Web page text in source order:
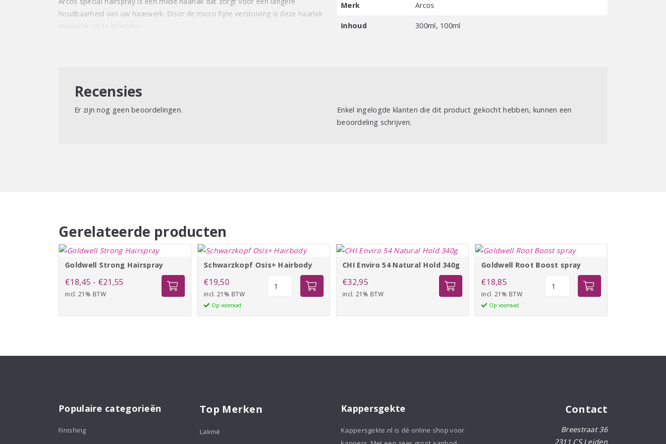
houdbaarheid van uw haarwerk. Door de micro fijne verstuiving is deze haarlak
makkelijk uit te borstelen.
Merk Arcos
Inhoud 300ml, 100ml
Recensies
Er zijn nog geen beoordelingen.
Enkel ingelogde klanten die dit product gekocht hebben, kunnen een
beoordeling schrijven.
Gerelateerde producten
Goldwell Strong Hairspray
€18,45 - €21,55
incl. 21% BTW
Schwarzkopf Osis+ Hairbody
€19,50
incl. 21% BTW
Op voorraad
Schwarzkopf
aantal
CHI Enviro 54 Natural Hold 340g
€32,95
incl. 21% BTW
Goldwell Root Boost spray
€18,85
incl. 21% BTW
Op voorraad
spray
Populaire categorieën
Finishing
Top Merken
Lakmé
Kappersgekte
Kappersgekte.nl is dé online shop voor
Contact
Breestraat 36
2311 CS Leiden